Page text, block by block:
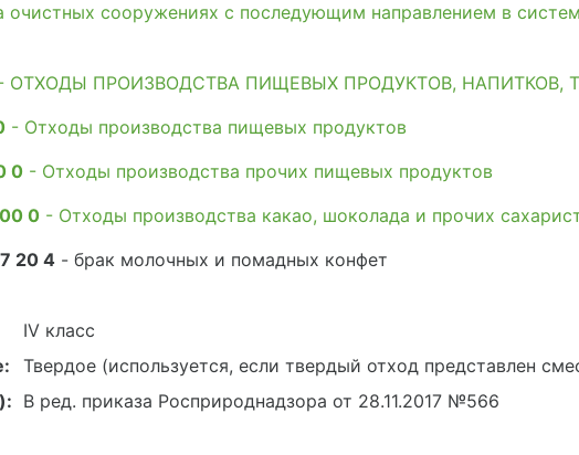
очистных сооружениях с последующим направлением в
ОТХОДЫ ПРОИЗВОДСТВА ПИЩЕВЫХ ПРОДУКТОВ, НАПИТКОВ,
- Отходы производства пищевых продуктов
0 - Отходы производства прочих пищевых продуктов
0 - Отходы производства какао, шоколада и прочих
20 4 - брак молочных и помадных конфет
IV класс
Твердое (используется, если твердый отход представлен
В ред. приказа Росприроднадзора от 28.11.2017 №566